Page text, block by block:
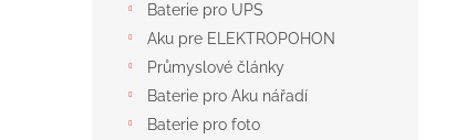
Baterie pro UPS
Aku pre ELEKTROPOHON
Průmyslové články
Baterie pro Aku nářadí
Baterie pro foto